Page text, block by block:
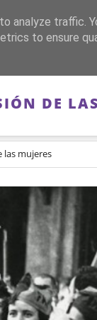
GUERRA DE
DE
las mujeres
analyze traffic.
to ensure